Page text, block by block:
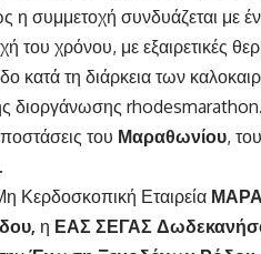
συμμετοχή συνδυάζεται με
χρόνου, με εξαιρετικές
κατά τη διάρκεια των
διοργάνωσης
του Μαραθωνίου, του
Κερδοσκοπική Εταιρεία
η ΕΑΣ ΣΕΓΑΣ